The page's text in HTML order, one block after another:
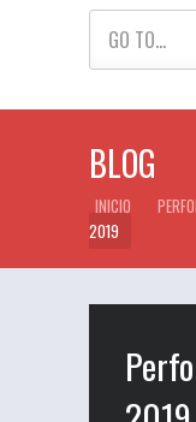
GO TO...
BLOG
INICIO
2019